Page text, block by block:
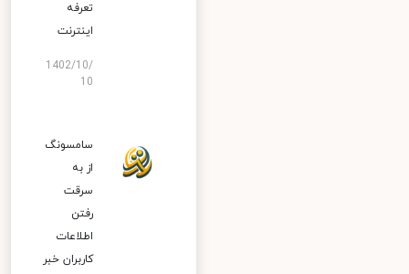
تعرفه
اینترنت
1402/10/
10
سامسونگ
از به
سرقت
رفتن
اطلاعات
کاربران خبر